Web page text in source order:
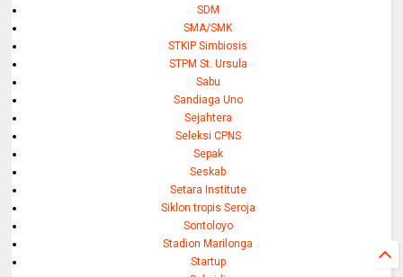
SDM
SMA/SMK
STKIP Simbiosis
STPM St. Ursula
Sabu
Sandiaga Uno
Sejahtera
Seleksi CPNS
Sepak
Seskab
Setara Institute
Siklon tropis Seroja
Sontoloyo
Stadion Marilonga
Startup